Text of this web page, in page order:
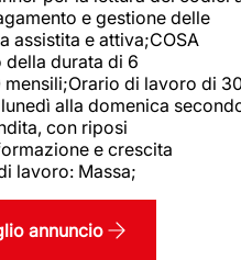
e gestione delle
assistita e attiva;COSA
della durata di 6
di lavoro di
alla domenica
con riposi
e crescita
lavoro: Massa;
annuncio